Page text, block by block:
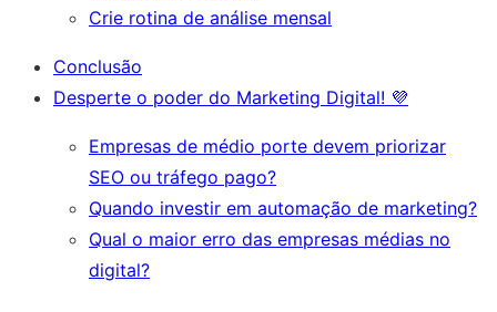
Crie rotina de análise mensal
Conclusão
Desperte o poder do Marketing Digital! 💜
Empresas de médio porte devem priorizar
SEO ou tráfego pago?
Quando investir em automação de marketing?
Qual o maior erro das empresas médias no
digital?